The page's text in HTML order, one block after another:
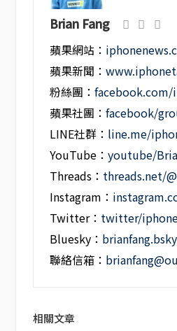
Brian Fang
蘋果網站：
蘋果新聞：
粉絲團：facebook.com/
蘋果社團：facebook/
LINE社群： line.me/
YouTube：youtube/
Threads： threads.net/
Instagram：
Twitter： twitter/
Bluesky：
聯絡信箱：
相關文章